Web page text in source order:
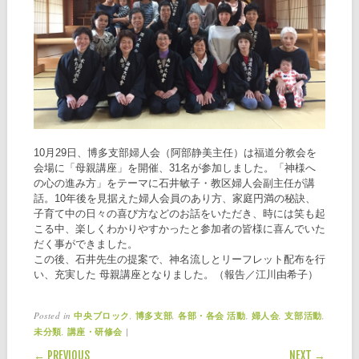
10月29日、博多支部婦人会（阿部静美主任）は福道分教会を
会場に「母親講座」を開催、31名が参加しました。「神様へ
の心の進み方」をテーマに石井敏子・教区婦人会副主任が講
話。10年後を見据えた婦人会員のあり方、家庭円満の秘訣、
子育て中の日々の喜び方などのお話をいただき、時には笑も起
こる中、楽しくわかりやすかったと参加者の皆様に喜んでいた
だく事ができました。
この後、石井先生の提案で、神名流しとリーフレット配布を行
い、充実した 母親講座となりました。（報告／江川由希子）
Posted in中央ブロック, 博多支部,各部・各会 活動, 婦人会,支部活動,
未分類, 講座・研修会 |
← PREVIOUS NEXT →